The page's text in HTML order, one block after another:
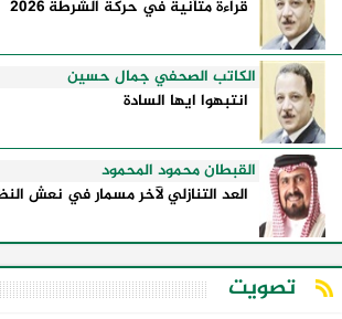
قراءة متأنية في حركة الشرطة 2026
الكاتب الصحفي جمال حسين
انتبهوا ايها السادة
القبطان محمود المحمود
العد التنازلي لآخر مسمار في نعش
تصويت